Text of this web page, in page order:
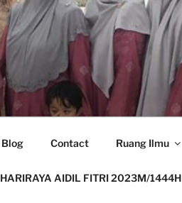
Blog Contact Ruang Ilmu
HARIRAYA AIDIL FITRI 2023M/1444H